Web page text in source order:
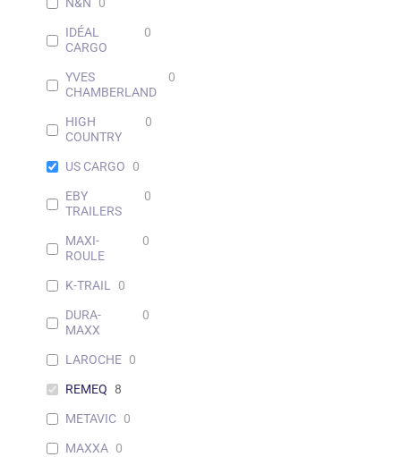
N&N
0
IDÉAL
CARGO
0
YVES
CHAMBERLAND
0
HIGH
COUNTRY
0
US CARGO 0
EBY
TRAILERS
0
MAXI-
ROULE
0
K-TRAIL 0
DURA-
MAXX
0
LAROCHE 0
REMEQ 8
METAVIC 0
MAXXA 0